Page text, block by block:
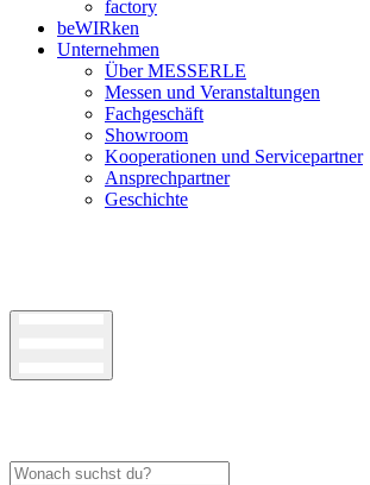
factory
beWIRken
Unternehmen
Über MESSERLE
Messen und Veranstaltungen
Fachgeschäft
Showroom
Kooperationen und Servicepartner
Ansprechpartner
Geschichte